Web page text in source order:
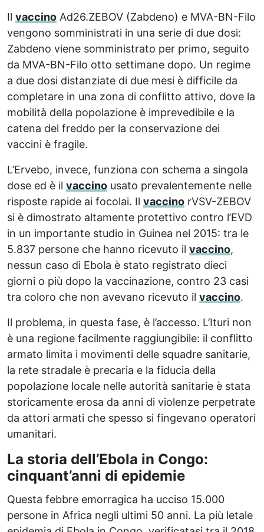
Il vaccino Ad26.ZEBOV (Zabdeno) e MVA-BN-Filo
vengono somministrati in una serie di due dosi:
Zabdeno viene somministrato per primo, seguito
da MVA-BN-Filo otto settimane dopo. Un regime
a due dosi distanziate di due mesi è difficile da
completare in una zona di conflitto attivo, dove la
mobilità della popolazione è imprevedibile e la
catena del freddo per la conservazione dei
vaccini è fragile.
L’Ervebo, invece, funziona con schema a singola
dose ed è il vaccino usato prevalentemente nelle
risposte rapide ai focolai. Il vaccino rVSV-ZEBOV
si è dimostrato altamente protettivo contro l’EVD
in un importante studio in Guinea nel 2015: tra le
5.837 persone che hanno ricevuto il vaccino,
nessun caso di Ebola è stato registrato dieci
giorni o più dopo la vaccinazione, contro 23 casi
tra coloro che non avevano ricevuto il vaccino.
Il problema, in questa fase, è l’accesso. L’Ituri non
è una regione facilmente raggiungibile: il conflitto
armato limita i movimenti delle squadre sanitarie,
la rete stradale è precaria e la fiducia della
popolazione locale nelle autorità sanitarie è stata
storicamente erosa da anni di violenze perpetrate
da attori armati che spesso si fingevano operatori
umanitari.
La storia dell’Ebola in Congo:
cinquant’anni di epidemie
Questa febbre emorragica ha ucciso 15.000
persone in Africa negli ultimi 50 anni. La più letale